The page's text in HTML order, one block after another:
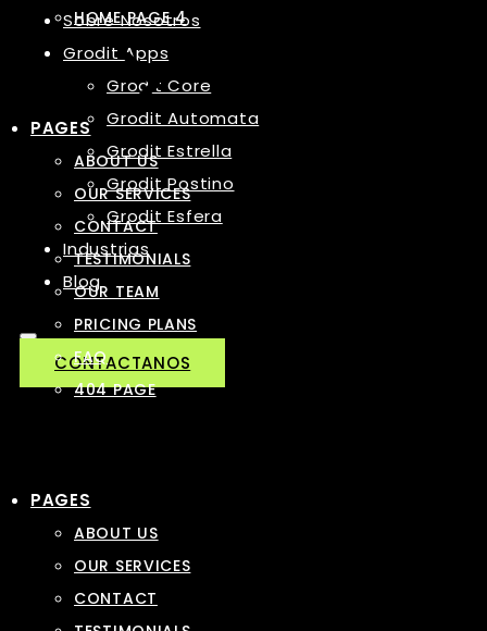
Sobre Nosotros
Grodit Apps
Grodit Core
Grodit Automata
Grodit Estrella
Grodit Postino
Grodit Esfera
Industrias
Blog
CONTACTANOS
HOME PAGE 4
PAGES
ABOUT US
OUR SERVICES
CONTACT
TESTIMONIALS
OUR TEAM
PRICING PLANS
FAQ
404 PAGE
PAGES
ABOUT US
OUR SERVICES
CONTACT